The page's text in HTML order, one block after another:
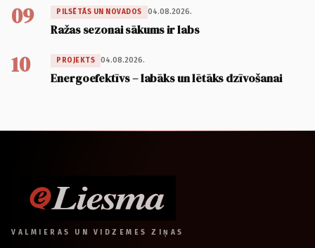
09 PILSĒTĀS UN NOVADOS 04.08.2026.
Ražas sezonai sākums ir labs
10 PROJEKTS 04.08.2026.
Energoefektīvs – labāks un lētāks dzīvošanai
VALMIERAS UN VIDZEMES ZIŅAS